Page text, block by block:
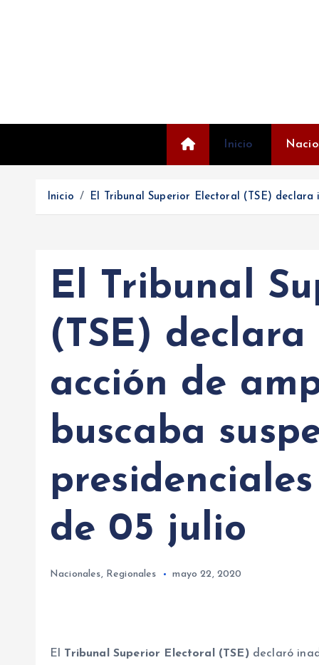
a
Inicio
Inicio El Tribunal Superior Electoral (TSE) declara
El Tribunal
(TSE)
acción de
buscaba
de 05 julio
Nacionales, Regionales mayo 22, 2020
El Tribunal Superior Electoral (TSE)declaró